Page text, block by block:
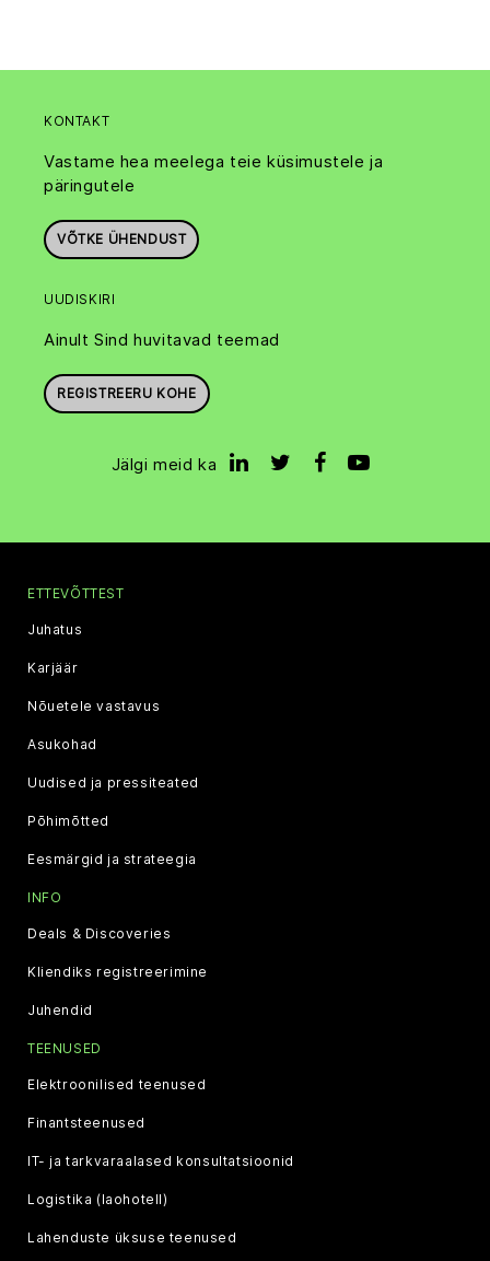
KONTAKT
Vastame hea meelega teie küsimustele ja
päringutele
VÕTKE ÜHENDUST
UUDISKIRI
Ainult Sind huvitavad teemad
REGISTREERU KOHE
Jälgi meid ka
ETTEVÕTTEST
Juhatus
Karjäär
Nõuetele vastavus
Asukohad
Uudised ja pressiteated
Põhimõtted
Eesmärgid ja strateegia
INFO
Deals & Discoveries
Kliendiks registreerimine
Juhendid
TEENUSED
Elektroonilised teenused
Finantsteenused
IT- ja tarkvaraalased konsultatsioonid
Logistika (laohotell)
Lahenduste üksuse teenused